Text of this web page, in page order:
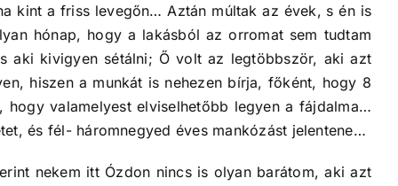
kint a friss levegőn… Aztán múltak az évek, s én is
hónap, hogy a lakásból az orromat sem tudtam
aki kivigyen sétálni; Ő volt az legtöbbször, aki azt
hiszen a munkát is nehezen bírja, főként, hogy 8
valamelyest elviselhetőbb legyen a fájdalma…
és fél- háromnegyed éves mankózást jelentene…
nekem itt Ózdon nincs is olyan barátom, aki azt